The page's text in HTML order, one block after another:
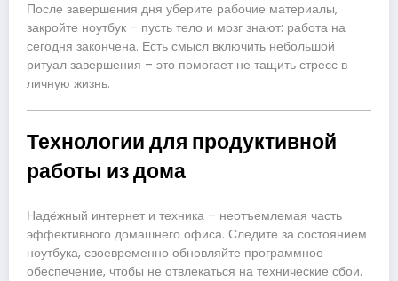
После завершения дня уберите рабочие материалы,
закройте ноутбук – пусть тело и мозг знают: работа на
сегодня закончена. Есть смысл включить небольшой
ритуал завершения – это помогает не тащить стресс в
личную жизнь.
Технологии для продуктивной
работы из дома
Надёжный интернет и техника – неотъемлемая часть
эффективного домашнего офиса. Следите за состоянием
ноутбука, своевременно обновляйте программное
обеспечение, чтобы не отвлекаться на технические сбои.